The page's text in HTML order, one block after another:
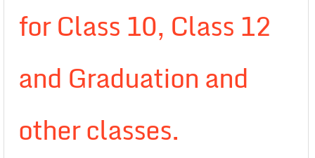
for Class 10, Class 12
and Graduation and
other classes.